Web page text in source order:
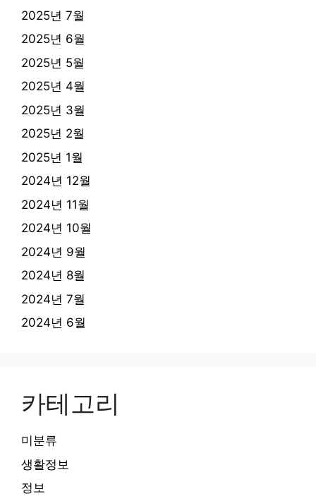
2025년 7월
2025년 6월
2025년 5월
2025년 4월
2025년 3월
2025년 2월
2025년 1월
2024년 12월
2024년 11월
2024년 10월
2024년 9월
2024년 8월
2024년 7월
2024년 6월
카테고리
미분류
생활정보
정보